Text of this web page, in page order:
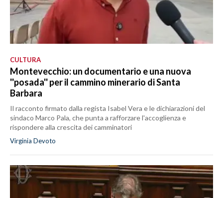
CULTURA
Montevecchio: un documentario e una nuova
''posada'' per il cammino minerario di Santa
Barbara
Il racconto firmato dalla regista Isabel Vera e le dichiarazioni del
sindaco Marco Pala, che punta a rafforzare l'accoglienza e
rispondere alla crescita dei camminatori
Virginia Devoto